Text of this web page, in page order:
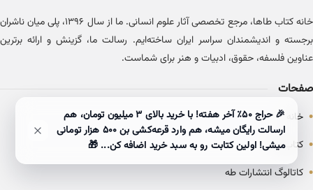
خانه کتاب طاها، مرجع تخصصی آثار علوم انسانی. ما از سال ۱۳۹۶، پلی میان ناشران
برجسته و اندیشمندان سراسر ایران ساخته‌ایم. رسالت ما، گزینش و ارائه برترین
عناوین فلسفه، حقوق، ادبیات و هنر برای شماست.
صفحات
• خانه
• کتاب‌ها
• کاتالوگ انتشارات طه
🎉 حراج ۵۰٪ آخر هفته! با خرید بالای 3 میلیون تومان، هم
ارسالت رایگان میشه، هم وارد قرعه‌کشی بن ۵۰۰ هزار تومانی
میشی! اولین کتابت رو به سبد خرید اضافه کن... 🎁